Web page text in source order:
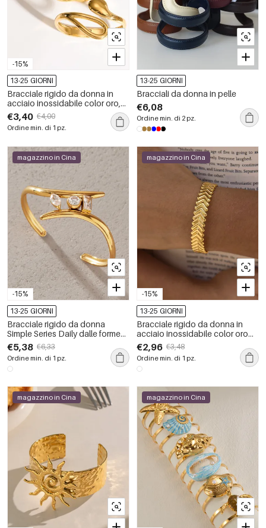
-15%
13-25 GIORNI
Bracciale rigido da donna in
acciaio inossidabile color oro,
dalla forma geometrica semplice
e impermeabile.
€3,40 €4,00
Ordine min. di 1 pz.
13-25 GIORNI
Bracciali da donna in pelle
€6,08
Ordine min. di 2 pz.
-15%
magazzino in Cina
13-25 GIORNI
Bracciale rigido da donna
Simple Series Daily dalle forme
irregolari, in acciaio inossidabile
impermeabile color oro con
zirconi.
€5,38 €6,33
Ordine min. di 1 pz.
-15%
magazzino in Cina
13-25 GIORNI
Bracciale rigido da donna in
acciaio inossidabile color oro
impermeabile con motivo a
freccia
€2,96 €3,48
Ordine min. di 1 pz.
magazzino in Cina magazzino in Cina